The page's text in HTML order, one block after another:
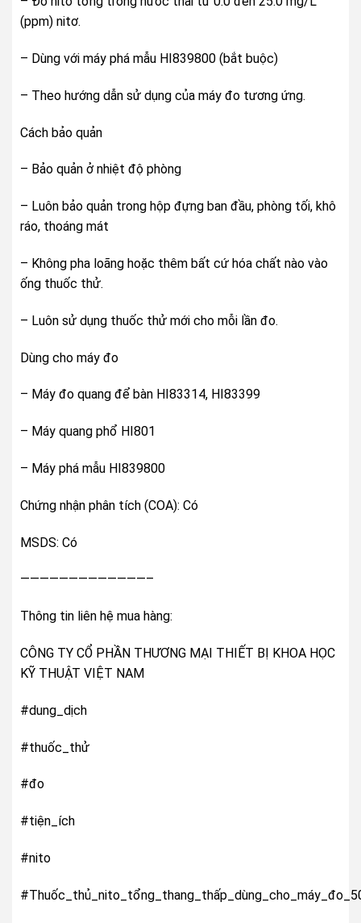
(ppm) nitơ.
– Dùng với máy phá mẫu HI839800 (bắt buộc)
– Theo hướng dẫn sử dụng của máy đo tương ứng.
Cách bảo quản
– Bảo quản ở nhiệt độ phòng
– Luôn bảo quản trong hộp đựng ban đầu, phòng tối, khô
ráo, thoáng mát
– Không pha loãng hoặc thêm bất cứ hóa chất nào vào
ống thuốc thử.
– Luôn sử dụng thuốc thử mới cho mỗi lần đo.
Dùng cho máy đo
– Máy đo quang để bàn HI83314, HI83399
– Máy quang phổ HI801
– Máy phá mẫu HI839800
Chứng nhận phân tích (COA): Có
MSDS: Có
—————————————–
Thông tin liên hệ mua hàng:
CÔNG TY CỔ PHẦN THƯƠNG MẠI THIẾT BỊ KHOA HỌC
KỸ THUẬT VIỆT NAM
#dung_dịch
#thuốc_thử
#đo
#tiện_ích
#nito